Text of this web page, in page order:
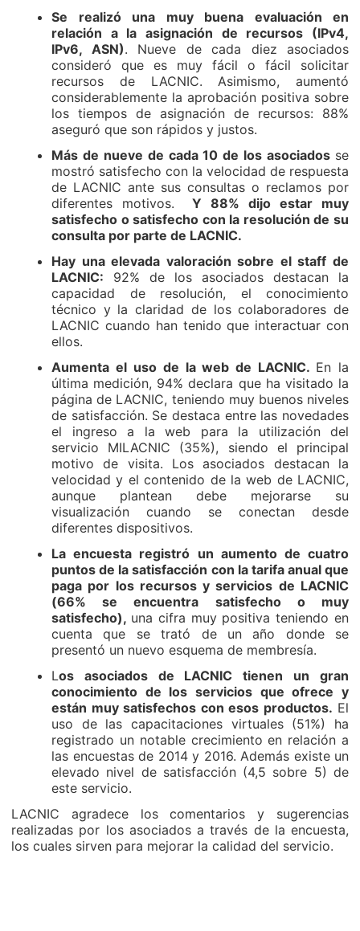
Se realizó una muy buena evaluación en
relación a la asignación de recursos (IPv4,
IPv6, ASN). Nueve de cada diez asociados
consideró que es muy fácil o fácil solicitar
recursos de LACNIC. Asimismo, aumentó
considerablemente la aprobación positiva sobre
los tiempos de asignación de recursos: 88%
aseguró que son rápidos y justos.
Más de nueve de cada 10 de los asociados se
mostró satisfecho con la velocidad de respuesta
de LACNIC ante sus consultas o reclamos por
diferentes motivos. Y 88% dijo estar muy
satisfecho o satisfecho con la resolución de su
consulta por parte de LACNIC.
Hay una elevada valoración sobre el staff de
LACNIC: 92% de los asociados destacan la
capacidad de resolución, el conocimiento
técnico y la claridad de los colaboradores de
LACNIC cuando han tenido que interactuar con
ellos.
Aumenta el uso de la web de LACNIC. En la
última medición, 94% declara que ha visitado la
página de LACNIC, teniendo muy buenos niveles
de satisfacción. Se destaca entre las novedades
el ingreso a la web para la utilización del
servicio MILACNIC (35%), siendo el principal
motivo de visita. Los asociados destacan la
velocidad y el contenido de la web de LACNIC,
aunque plantean debe mejorarse su
visualización cuando se conectan desde
diferentes dispositivos.
La encuesta registró un aumento de cuatro
puntos de la satisfacción con la tarifa anual que
paga por los recursos y servicios de LACNIC
(66% se encuentra satisfecho o muy
satisfecho), una cifra muy positiva teniendo en
cuenta que se trató de un año donde se
presentó un nuevo esquema de membresía.
Los asociados de LACNIC tienen un gran
conocimiento de los servicios que ofrece y
están muy satisfechos con esos productos. El
uso de las capacitaciones virtuales (51%) ha
registrado un notable crecimiento en relación a
las encuestas de 2014 y 2016. Además existe un
elevado nivel de satisfacción (4,5 sobre 5) de
este servicio.
LACNIC agradece los comentarios y sugerencias
realizadas por los asociados a través de la encuesta,
los cuales sirven para mejorar la calidad del servicio.